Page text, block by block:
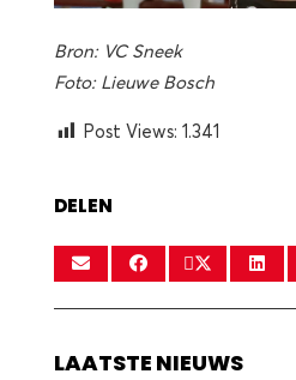
Bron: VC Sneek
Foto: Lieuwe Bosch
Post Views: 1.341
DELEN
LAATSTE NIEUWS